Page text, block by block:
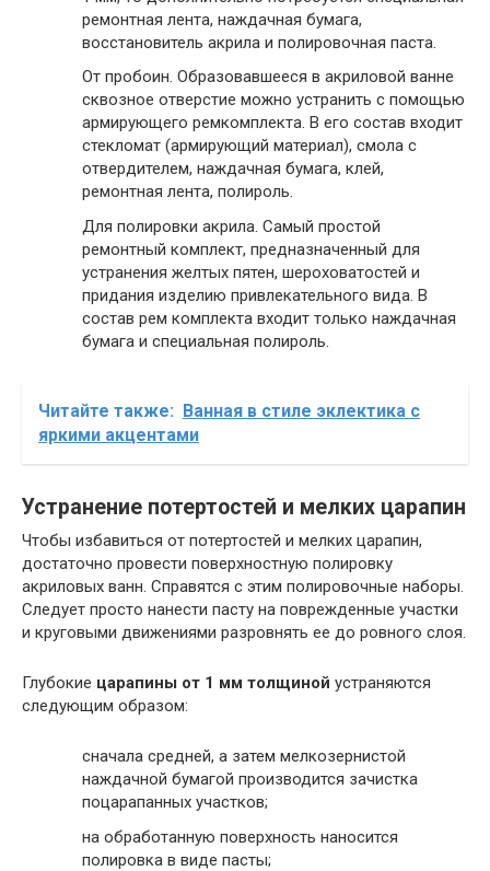
ремонтная лента, наждачная бумага,
восстановитель акрила и полировочная паста.
От пробоин. Образовавшееся в акриловой ванне
сквозное отверстие можно устранить с помощью
армирующего ремкомплекта. В его состав входит
стекломат (армирующий материал), смола с
отвердителем, наждачная бумага, клей,
ремонтная лента, полироль.
Для полировки акрила. Самый простой
ремонтный комплект, предназначенный для
устранения желтых пятен, шероховатостей и
придания изделию привлекательного вида. В
состав рем комплекта входит только наждачная
бумага и специальная полироль.
Читайте также: Ванная в стиле эклектика с
яркими акцентами
Устранение потертостей и мелких царапин
Чтобы избавиться от потертостей и мелких царапин,
достаточно провести поверхностную полировку
акриловых ванн. Справятся с этим полировочные наборы.
Следует просто нанести пасту на поврежденные участки
и круговыми движениями разровнять ее до ровного слоя.
Глубокие царапины от 1 мм толщиной устраняются
следующим образом:
сначала средней, а затем мелкозернистой
наждачной бумагой производится зачистка
поцарапанных участков;
на обработанную поверхность наносится
полировка в виде пасты;